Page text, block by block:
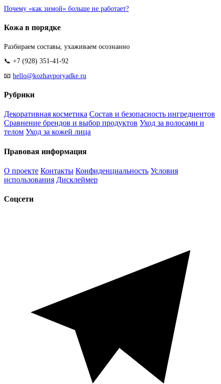
Почему «как зимой» больше не работает?
Кожа в порядке
Разбираем составы, ухаживаем осознанно
📞 +7 (928) 351-41-92
📧 hello@kozhavporyadke.ru
Рубрики
Декоративная косметика Состав и безопасность ингредиентов
Сравнение брендов и выбор продуктов Уход за волосами и
телом Уход за кожей лица
Правовая информация
О проекте Контакты Конфиденциальность Условия
использования Дисклеймер
Соцсети